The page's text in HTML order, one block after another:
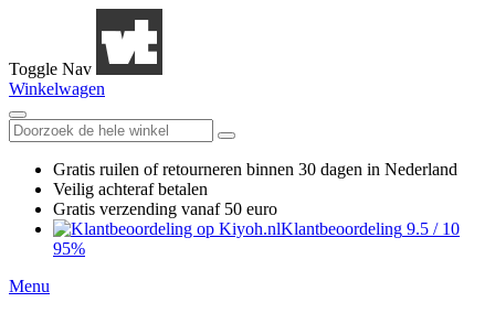
Toggle Nav
Winkelwagen
Gratis ruilen of retourneren binnen 30 dagen in Nederland
Veilig achteraf betalen
Gratis verzending vanaf 50 euro
Klantbeoordeling 9.5 / 10
95%
Menu